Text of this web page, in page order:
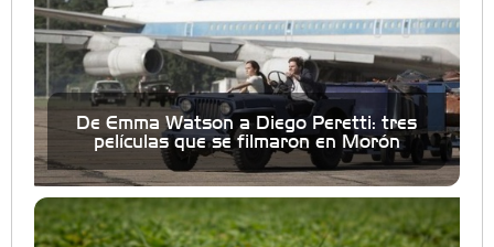
De Emma Watson a Diego Peretti: tres
películas que se filmaron en Morón